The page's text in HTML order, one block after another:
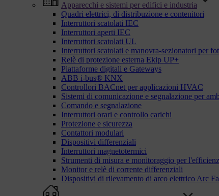
Apparecchi e sistemi per edifici e industria
Quadri elettrici, di distribuzione e contenitori
Interruttori scatolati IEC
Interruttori aperti IEC
Interruttori scatolati UL
Interruttori scatolati e manovra-sezionatori per
Relè di protezione esterna Ekip UP+
Piattaforme digitali e Gateways
ABB i-bus® KNX
Controllori BACnet per applicazioni HVAC
Sistemi di comunicazione e segnalazione per
Comando e segnalazione
Interruttori orari e controllo carichi
Protezione e sicurezza
Contattori modulari
Dispositivi differenziali
Interruttori magnetotermici
Strumenti di misura e monitoraggio per
Monitor e relè di corrente differenziali
Dispositivi di rilevamento di arco elettrico Arc